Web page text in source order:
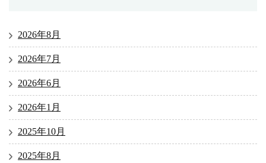
2026年8月
2026年7月
2026年6月
2026年1月
2025年10月
2025年8月